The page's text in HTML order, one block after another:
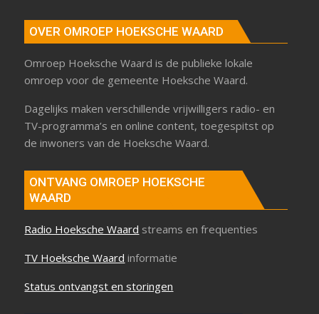
OVER OMROEP HOEKSCHE WAARD
Omroep Hoeksche Waard is de publieke lokale
omroep voor de gemeente Hoeksche Waard.
Dagelijks maken verschillende vrijwilligers radio- en
TV-programma’s en online content, toegespitst op
de inwoners van de Hoeksche Waard.
ONTVANG OMROEP HOEKSCHE
WAARD
Radio Hoeksche Waard streams en frequenties
TV Hoeksche Waard informatie
Status ontvangst en storingen